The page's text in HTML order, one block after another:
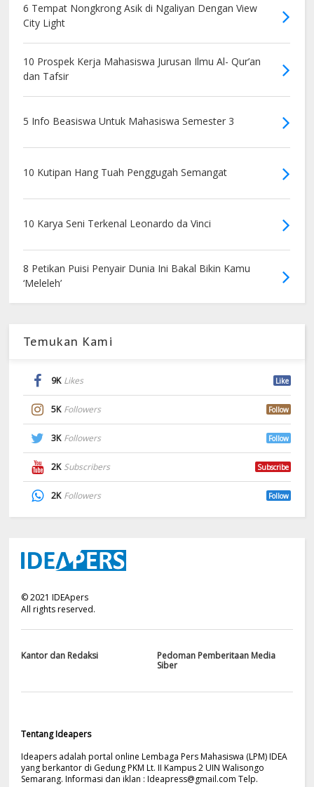
6 Tempat Nongkrong Asik di Ngaliyan Dengan View
City Light
10 Prospek Kerja Mahasiswa Jurusan Ilmu Al- Qur’an
dan Tafsir
5 Info Beasiswa Untuk Mahasiswa Semester 3
10 Kutipan Hang Tuah Penggugah Semangat
10 Karya Seni Terkenal Leonardo da Vinci
8 Petikan Puisi Penyair Dunia Ini Bakal Bikin Kamu
‘Meleleh’
Temukan Kami
9K Likes Like
5K Followers Follow
3K Followers Follow
2K Subscribers Subscribe
2K Followers Follow
©2021 IDEApers
All rights reserved.
Kantor dan Redaksi
Pedoman Pemberitaan Media
Siber
Tentang Ideapers
Ideapers adalah portal online Lembaga Pers Mahasiswa (LPM) IDEA
yang berkantor di Gedung PKM Lt. II Kampus 2 UIN Walisongo
Semarang. Informasi dan iklan :Ideapress@gmail.com Telp.